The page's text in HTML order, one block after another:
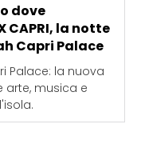
dove
CAPRI, la notte
Capri Palace
Palace: la nuova
musica e